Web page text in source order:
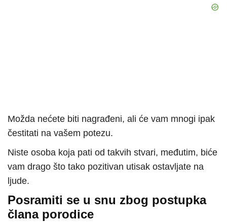
Možda nećete biti nagrađeni, ali će vam mnogi ipak
čestitati na vašem potezu.
Niste osoba koja pati od takvih stvari, međutim, biće
vam drago što tako pozitivan utisak ostavljate na
ljude.
Posramiti se u snu zbog postupka
člana porodice